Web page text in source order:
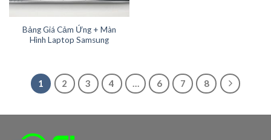
Bảng Giá Cảm Ứng + Màn
Hình Laptop Samsung
1 2 3 4 6 7 8